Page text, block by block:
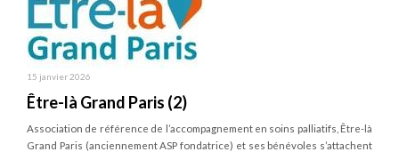
15 janvier 2026
Être-là Grand Paris (2)
Association de référence de l’accompagnement en soins palliatifs, Être-là
Grand Paris (anciennement ASP fondatrice) et ses bénévoles s’attachent